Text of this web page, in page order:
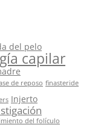
del pelo
capilar
de reposo finasteride
Injerto
del folículo